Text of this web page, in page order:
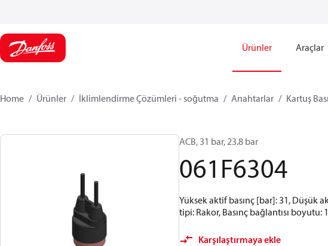
Ürünler Araçlar
Home Ürünler İklimlendirme Çözümleri - soğutma Anahtarlar Kartuş
ACB, 31 bar, 23.8 bar
061F6304
Yüksek aktif basınç [bar]: 31, Düşük
tipi: Rakor, Basınç bağlantısı boyutu:
Karşılaştırmaya ekle